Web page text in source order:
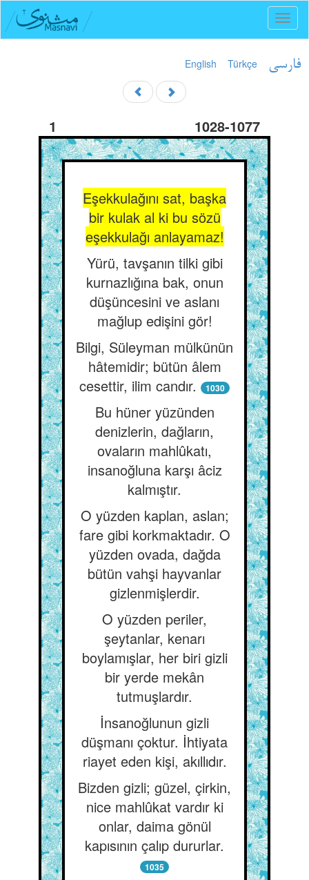
English Türkçe فارسی
1 1028-1077
Eşekkulağını sat, başka
bir kulak al ki bu sözü
eşekkulağı anlayamaz!
Yürü, tavşanın tilki gibi
kurnazlığına bak, onun
düşüncesini ve aslanı
mağlup edişini gör!
Bilgi, Süleyman mülkünün
hâtemidir; bütün âlem
cesettir, ilim candır.
1030
Bu hüner yüzünden
denizlerin, dağların,
ovaların mahlûkatı,
insanoğluna karşı âciz
kalmıştır.
O yüzden kaplan, aslan;
fare gibi korkmaktadır. O
yüzden ovada, dağda
bütün vahşi hayvanlar
gizlenmişlerdir.
O yüzden periler,
şeytanlar, kenarı
boylamışlar, her biri gizli
bir yerde mekân
tutmuşlardır.
İnsanoğlunun gizli
düşmanı çoktur. İhtiyata
riayet eden kişi, akıllıdır.
Bizden gizli; güzel, çirkin,
nice mahlûkat vardır ki
onlar, daima gönül
kapısının çalıp dururlar.
1035